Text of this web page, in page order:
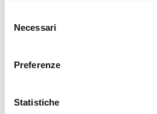
delNecessari
Preferenze
Statistiche